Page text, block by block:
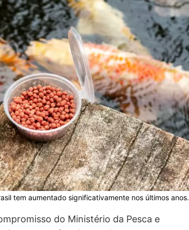
tem aumentado significativamente nos últimos anos.
do Ministério da Pesca e